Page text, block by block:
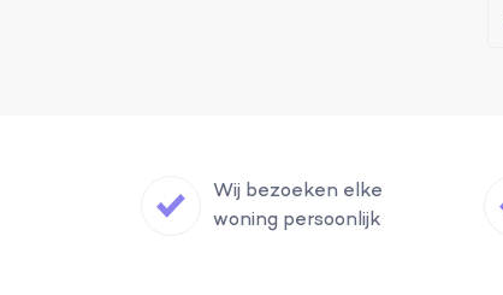
Wij bezoeken elke
woning persoonlijk